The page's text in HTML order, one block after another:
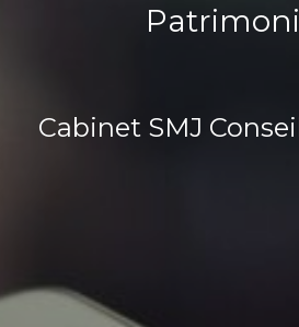
Cabinet SMJ